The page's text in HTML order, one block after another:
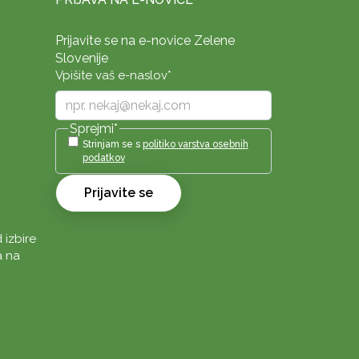
izbire
na
Prijavite se na e-novice Zelene
Slovenije
Vpišite vaš e-naslov*
Sprejmi*
Strinjam se s politiko varstva osebnih
podatkov
Prijavite se